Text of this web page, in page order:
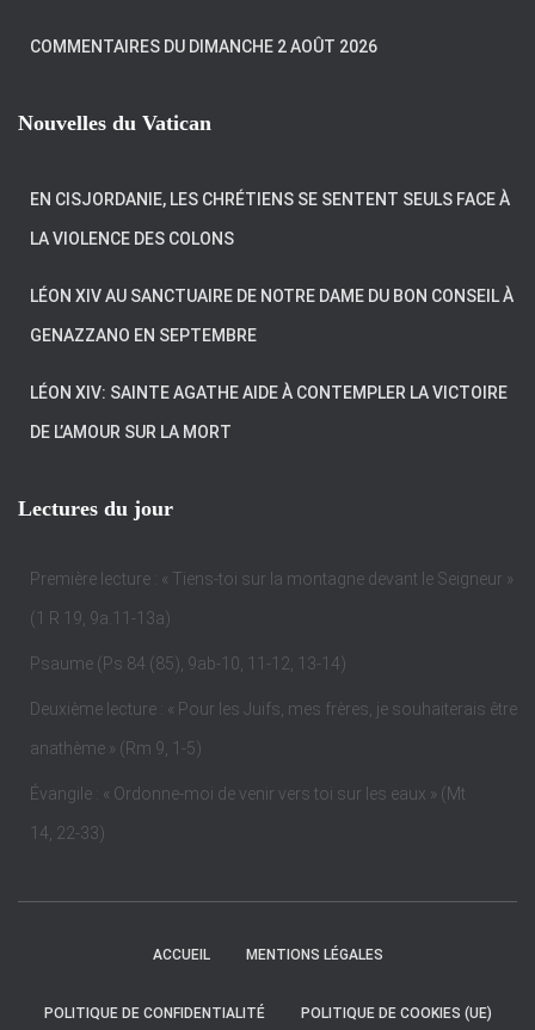
COMMENTAIRES DU DIMANCHE 2 AOÛT 2026
Nouvelles du Vatican
EN CISJORDANIE, LES CHRÉTIENS SE SENTENT SEULS FACE À
LA VIOLENCE DES COLONS
LÉON XIV AU SANCTUAIRE DE NOTRE DAME DU BON CONSEIL À
GENAZZANO EN SEPTEMBRE
LÉON XIV: SAINTE AGATHE AIDE À CONTEMPLER LA VICTOIRE
DE L’AMOUR SUR LA MORT
Lectures du jour
Première lecture : « Tiens-toi sur la montagne devant le Seigneur »
(1 R 19, 9a.11-13a)
Psaume (Ps 84 (85), 9ab-10, 11-12, 13-14)
Deuxième lecture : « Pour les Juifs, mes frères, je souhaiterais être
anathème » (Rm 9, 1-5)
Évangile : « Ordonne-moi de venir vers toi sur les eaux » (Mt
14, 22-33)
ACCUEIL MENTIONS LÉGALES
POLITIQUE DE CONFIDENTIALITÉ POLITIQUE DE COOKIES (UE)